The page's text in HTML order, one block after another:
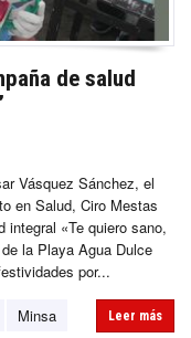
de salud
Vásquez Sánchez, el
en Salud, Ciro Mestas
integral «Te quiero sano,
la Playa Agua Dulce
por...
Minsa
Leer más